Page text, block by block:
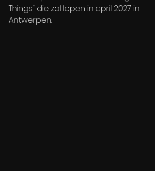
Things" die zal lopen in april 2027 in
Antwerpen.